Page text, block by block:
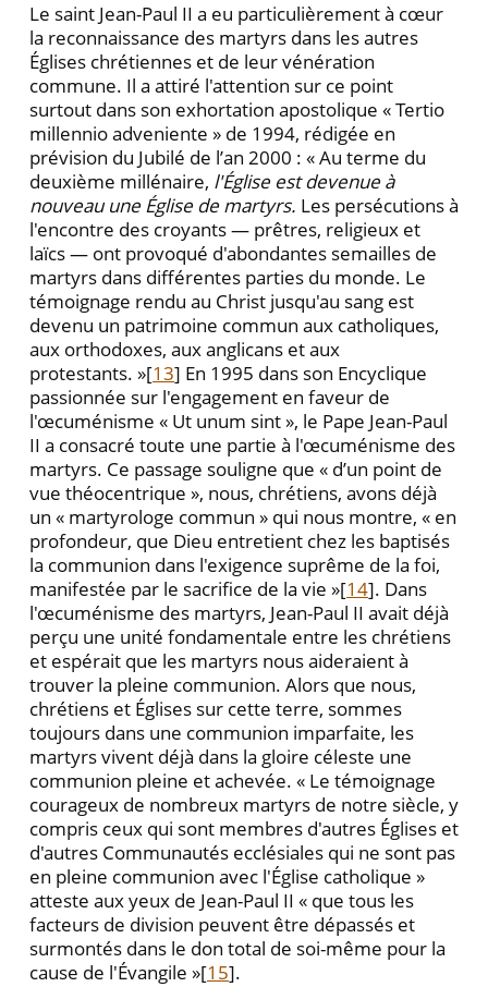
Le saint Jean-Paul II a eu particulièrement à cœur
la reconnaissance des martyrs dans les autres
Églises chrétiennes et de leur vénération
commune. Il a attiré l'attention sur ce point
surtout dans son exhortation apostolique « Tertio
millennio adveniente » de 1994, rédigée en
prévision du Jubilé de l’an 2000 : « Au terme du
deuxième millénaire, l'Église est devenue à
nouveau une Église de martyrs. Les persécutions à
l'encontre des croyants — prêtres, religieux et
laïcs — ont provoqué d'abondantes semailles de
martyrs dans différentes parties du monde. Le
témoignage rendu au Christ jusqu'au sang est
devenu un patrimoine commun aux catholiques,
aux orthodoxes, aux anglicans et aux
protestants. »[13] En 1995 dans son Encyclique
passionnée sur l'engagement en faveur de
l'œcuménisme « Ut unum sint », le Pape Jean-Paul
II a consacré toute une partie à l'œcuménisme des
martyrs. Ce passage souligne que « d’un point de
vue théocentrique », nous, chrétiens, avons déjà
un « martyrologe commun » qui nous montre, « en
profondeur, que Dieu entretient chez les baptisés
la communion dans l'exigence suprême de la foi,
manifestée par le sacrifice de la vie »[14]. Dans
l'œcuménisme des martyrs, Jean-Paul II avait déjà
perçu une unité fondamentale entre les chrétiens
et espérait que les martyrs nous aideraient à
trouver la pleine communion. Alors que nous,
chrétiens et Églises sur cette terre, sommes
toujours dans une communion imparfaite, les
martyrs vivent déjà dans la gloire céleste une
communion pleine et achevée. « Le témoignage
courageux de nombreux martyrs de notre siècle, y
compris ceux qui sont membres d'autres Églises et
d'autres Communautés ecclésiales qui ne sont pas
en pleine communion avec l'Église catholique »
atteste aux yeux de Jean-Paul II « que tous les
facteurs de division peuvent être dépassés et
surmontés dans le don total de soi-même pour la
cause de l'Évangile »[15].